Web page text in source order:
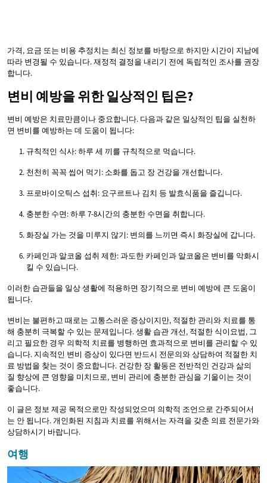
가격, 요금 또는 비용 추정치는 최신 정보를 바탕으로 하지만 시간이 지남에
따라 변경될 수 있습니다. 재정적 결정을 내리기 전에 독립적인 조사를 권장
합니다.
변비 예방을 위한 일상적인 팁은?
변비 예방은 치료만큼이나 중요합니다. 다음과 같은 일상적인 팁을 실천하
면 변비를 예방하는 데 도움이 됩니다:
규칙적인 식사: 하루 세 끼를 규칙적으로 먹습니다.
천천히 꼭꼭 씹어 먹기: 소화를 돕고 장 건강을 개선합니다.
프로바이오틱스 섭취: 요구르트나 김치 등 발효식품을 즐깁니다.
충분한 수면: 하루 7-8시간의 충분한 수면을 취합니다.
화장실 가는 것을 미루지 않기: 변의를 느끼면 즉시 화장실에 갑니다.
카페인과 알코올 섭취 제한: 과도한 카페인과 알코올은 변비를 악화시
킬 수 있습니다.
이러한 습관들을 일상 생활에 적용하면 장기적으로 변비 예방에 큰 도움이
됩니다.
변비는 불편하고 때로는 고통스러운 증상이지만, 적절한 관리와 치료를 통
해 충분히 극복할 수 있는 문제입니다. 생활 습관 개선, 적절한 식이요법, 그
리고 필요한 경우 의학적 치료를 병행하면 효과적으로 변비를 관리할 수 있
습니다. 지속적인 변비 증상이 있다면 반드시 전문의와 상담하여 적절한 치
료 방법을 찾는 것이 중요합니다. 건강한 장 활동은 전반적인 건강과 삶의
질 향상에 큰 영향을 미치므로, 변비 관리에 충분한 관심을 기울이는 것이
좋습니다.
이 글은 정보 제공 목적으로만 작성되었으며 의학적 조언으로 간주되어서
는 안 됩니다. 개인화된 지침과 치료를 위해서는 자격을 갖춘 의료 전문가와
상담하시기 바랍니다.
여행